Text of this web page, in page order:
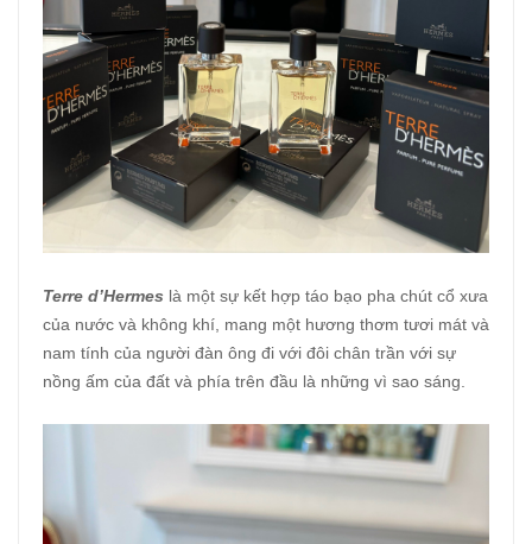
Terre d’Hermes là một sự kết hợp táo bạo pha chút cổ xưa
của nước và không khí, mang một hương thơm tươi mát và
nam tính của người đàn ông đi với đôi chân trần với sự
nồng ấm của đất và phía trên đầu là những vì sao sáng.